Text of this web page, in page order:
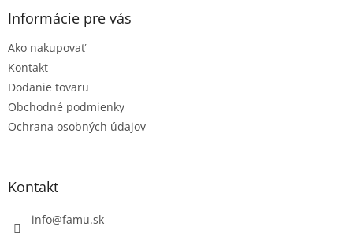
Informácie pre vás
Ako nakupovať
Kontakt
Dodanie tovaru
Obchodné podmienky
Ochrana osobných údajov
Kontakt
info@famu.sk